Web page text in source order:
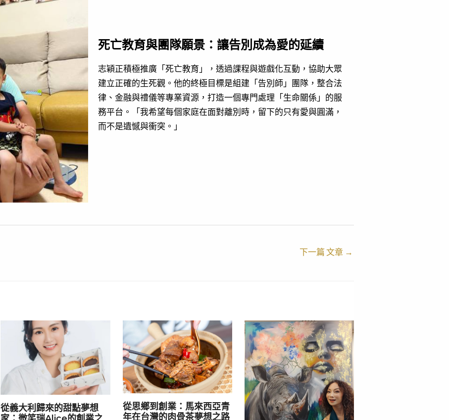
死亡教育與團隊願景：讓告別成為愛的延續
志穎正積極推廣「死亡教育」，透過課程與遊戲化互動，協助大眾
建立正確的生死觀。他的終極目標是組建「告別師」團隊，整合法
律、金融與禮儀等專業資源，打造一個專門處理「生命關係」的服
務平台。「我希望每個家庭在面對離別時，留下的只有愛與圓滿，
而不是遺憾與衝突。」
下一篇 文章 →
從義大利歸來的甜點夢想
從思鄉到創業：馬來西亞青
年在台灣的肉骨茶夢想之路